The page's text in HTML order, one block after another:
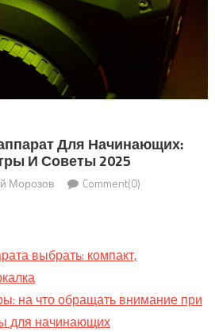
Для Начинающих:
И Советы 2025
Морозов Comment(0)
выбрать: компакт,
на что обращать внимание при
для начинающих